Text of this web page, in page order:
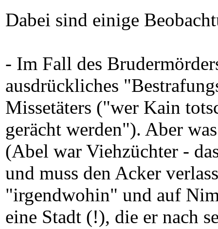
Dabei sind einige
- Im Fall des
ausdrückliches
Missetäters ("wer Kain
gerächt werden"). Aber
(Abel war Viehzüchter -
und muss den Acker
"irgendwohin" und auf
eine Stadt (!), die er nach